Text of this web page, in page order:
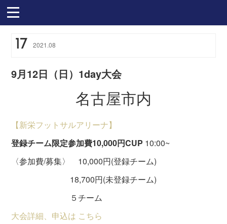
17 2021 .08
9月12日（日）1day大会
名古屋市内
【新栄フットサルアリーナ】
登録チーム限定参加費10,000円CUP 10:00~
〈参加費/募集〉 10,000円(登録チーム)
18,700円(未登録チーム)
５チーム
大会詳細、申込は こちら